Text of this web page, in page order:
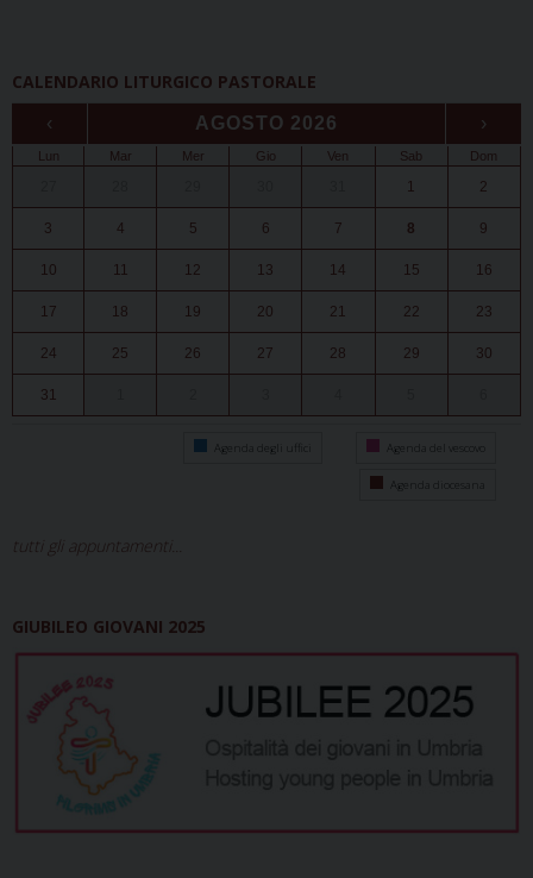
CALENDARIO LITURGICO PASTORALE
‹ AGOSTO 2026 ›
Lun Mar Mer Gio Ven Sab Dom
1 2
3 4 5 6 7 8 9
10 11 12 13 14 15 16
17 18 19 20 21 22 23
24 25 26 27 28 29 30
31
Agenda degli uffici Agenda del vescovo
Agenda diocesana
tutti gli appuntamenti...
GIUBILEO GIOVANI 2025